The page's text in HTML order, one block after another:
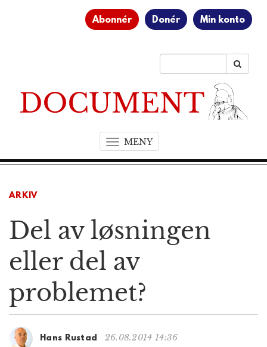
Abonnér Donér Min konto
MENYT
o
a
i
n
ARKIV
Del av løsningen
eller del av
problemet?
Hans Rustad 26.08.2014 14:36